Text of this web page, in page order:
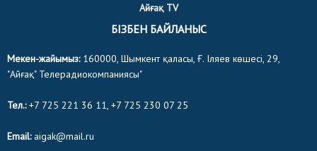
Айғақ TV
БІЗБЕН БАЙЛАНЫС
Мекен-жайымыз:160000, Шымкент қаласы, Ғ. Іляев көшесі, 29,
"Айғақ" Телерадиокомпаниясы"
Тел.:+7 725 221 36 11, +7 725 230 07 25
Email:aigak@mail.ru